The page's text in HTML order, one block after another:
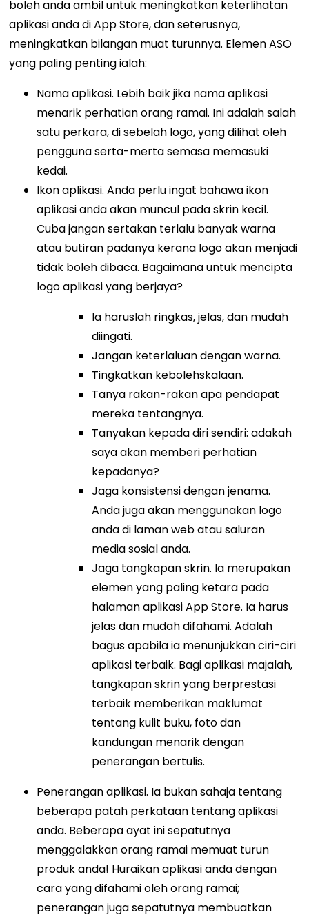
boleh anda ambil untuk meningkatkan keterlihatan
aplikasi anda di App Store, dan seterusnya,
meningkatkan bilangan muat turunnya. Elemen ASO
yang paling penting ialah:
Nama aplikasi. Lebih baik jika nama aplikasi
menarik perhatian orang ramai. Ini adalah salah
satu perkara, di sebelah logo, yang dilihat oleh
pengguna serta-merta semasa memasuki
kedai.
Ikon aplikasi. Anda perlu ingat bahawa ikon
aplikasi anda akan muncul pada skrin kecil.
Cuba jangan sertakan terlalu banyak warna
atau butiran padanya kerana logo akan menjadi
tidak boleh dibaca. Bagaimana untuk mencipta
logo aplikasi yang berjaya?
Ia haruslah ringkas, jelas, dan mudah
diingati.
Jangan keterlaluan dengan warna.
Tingkatkan kebolehskalaan.
Tanya rakan-rakan apa pendapat
mereka tentangnya.
Tanyakan kepada diri sendiri: adakah
saya akan memberi perhatian
kepadanya?
Jaga konsistensi dengan jenama.
Anda juga akan menggunakan logo
anda di laman web atau saluran
media sosial anda.
Jaga tangkapan skrin. Ia merupakan
elemen yang paling ketara pada
halaman aplikasi App Store. Ia harus
jelas dan mudah difahami. Adalah
bagus apabila ia menunjukkan ciri-ciri
aplikasi terbaik. Bagi aplikasi majalah,
tangkapan skrin yang berprestasi
terbaik memberikan maklumat
tentang kulit buku, foto dan
kandungan menarik dengan
penerangan bertulis.
Penerangan aplikasi. Ia bukan sahaja tentang
beberapa patah perkataan tentang aplikasi
anda. Beberapa ayat ini sepatutnya
menggalakkan orang ramai memuat turun
produk anda! Huraikan aplikasi anda dengan
cara yang difahami oleh orang ramai;
penerangan juga sepatutnya membuatkan